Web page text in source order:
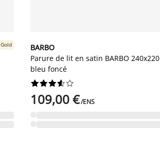
Gold
BARBO
Parure de lit en satin BARBO 240x220
bleu foncé






109,00 €/ENS